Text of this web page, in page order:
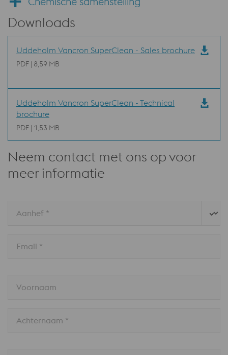
Downloads
Uddeholm Vancron SuperClean - Sales brochure
PDF | 8,59 MB
Uddeholm Vancron SuperClean - Technical
brochure
PDF | 1,53 MB
Neem contact met ons op voor
meer informatie
Aanhef *
Email *
Voornaam
Achternaam *